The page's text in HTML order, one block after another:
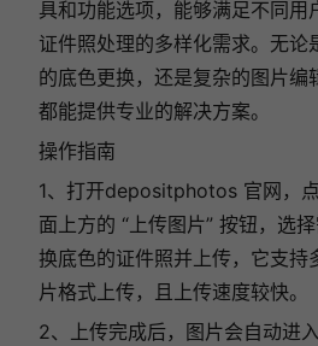
具和功能选项，能够满足不同用
证件照处理的多样化需求。无论
的底色更换，还是复杂的图片编
都能提供专业的解决方案。
操作指南
1、打开depositphotos 官网，
面上方的 “上传图片” 按钮，选
换底色的证件照并上传，它支持
片格式上传，且上传速度较快。
2、上传完成后，图片会自动进